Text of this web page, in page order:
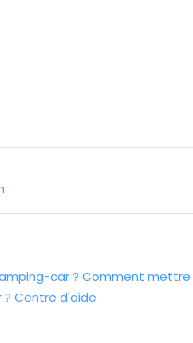
car ? Comment mettre
? Centre d'aide